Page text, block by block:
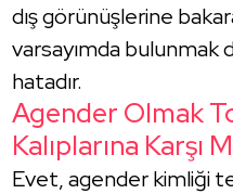
dış görünüşlerine
varsayımda bulunmak
hatadır.
Agender Olmak
Kalıplarına Karşı
Evet, agender kimliği